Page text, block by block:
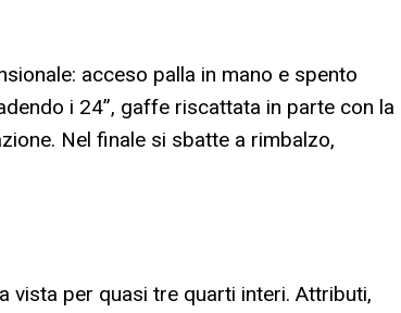
acceso palla in mano e spento
i 24”, gaffe riscattata in parte con la
Nel finale si sbatte a rimbalzo,
vista per quasi tre quarti interi. Attributi,